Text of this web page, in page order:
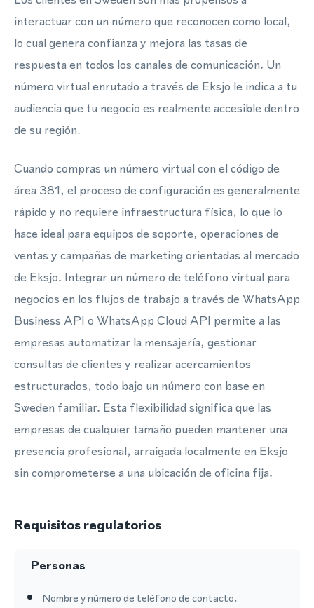
interactuar con un número que reconocen como local,
lo cual genera confianza y mejora las tasas de
respuesta en todos los canales de comunicación. Un
número virtual enrutado a través de Eksjo le indica a tu
audiencia que tu negocio es realmente accesible dentro
de su región.
Cuando compras un número virtual con el código de
área 381, el proceso de configuración es generalmente
rápido y no requiere infraestructura física, lo que lo
hace ideal para equipos de soporte, operaciones de
ventas y campañas de marketing orientadas al mercado
de Eksjo. Integrar un número de teléfono virtual para
negocios en los flujos de trabajo a través de WhatsApp
Business API o WhatsApp Cloud API permite a las
empresas automatizar la mensajería, gestionar
consultas de clientes y realizar acercamientos
estructurados, todo bajo un número con base en
Sweden familiar. Esta flexibilidad significa que las
empresas de cualquier tamaño pueden mantener una
presencia profesional, arraigada localmente en Eksjo
sin comprometerse a una ubicación de oficina fija.
Requisitos regulatorios
Personas
Nombre y número de teléfono de contacto.